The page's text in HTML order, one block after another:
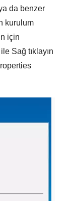
da benzer
kurulum
için
ile Sağ tıklayın